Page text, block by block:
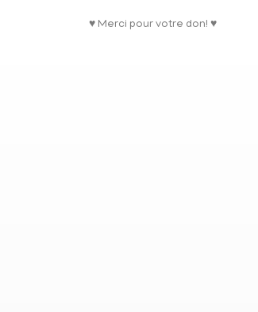
♥ Merci pour votre don! ♥